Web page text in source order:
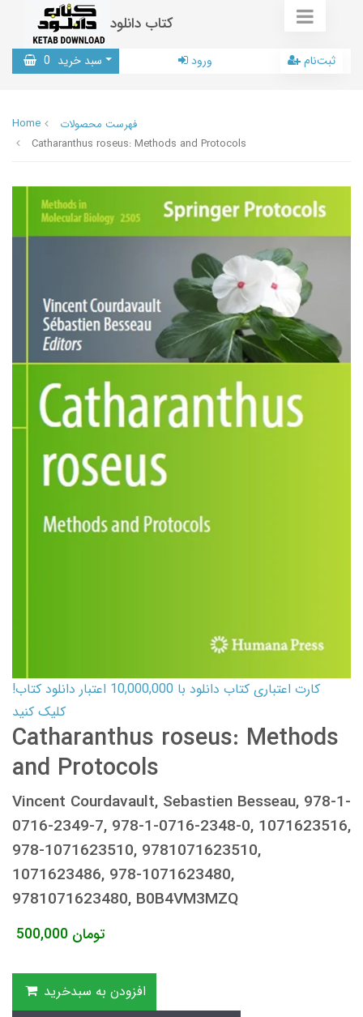
کتاب دانلود
سبد خرید 0 ورود ثبت‌نام
Home
فهرست محصولات
Catharanthus roseus: Methods and Protocols
کارت اعتباری کتاب دانلود با 10,000,000 اعتبار دانلود کتاب!
کلیک کنید
Catharanthus roseus: Methods
and Protocols
Vincent Courdavault, Sebastien Besseau, 978-1-
0716-2349-7, 978-1-0716-2348-0, 1071623516,
978-1071623510, 9781071623510,
1071623486, 978-1071623480,
9781071623480, B0B4VM3MZQ
500,000 تومان
افزودن به سبدخرید